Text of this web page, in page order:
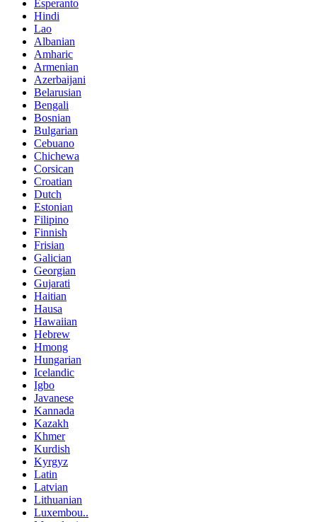
Esperanto
Hindi
Lao
Albanian
Amharic
Armenian
Azerbaijani
Belarusian
Bengali
Bosnian
Bulgarian
Cebuano
Chichewa
Corsican
Croatian
Dutch
Estonian
Filipino
Finnish
Frisian
Galician
Georgian
Gujarati
Haitian
Hausa
Hawaiian
Hebrew
Hmong
Hungarian
Icelandic
Igbo
Javanese
Kannada
Kazakh
Khmer
Kurdish
Kyrgyz
Latin
Latvian
Lithuanian
Luxembou..